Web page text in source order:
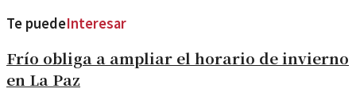
Te puedeInteresar
Frío obliga a ampliar el horario de invierno
en La Paz